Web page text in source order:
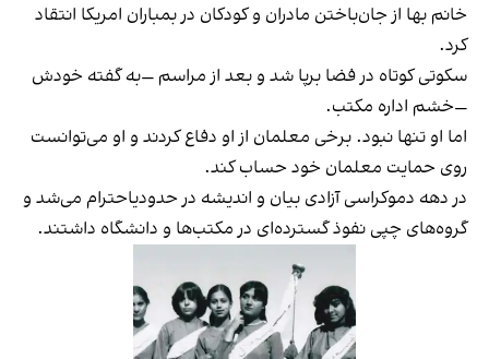
خانم بها از جان‌باختن مادران و کودکان در بمباران امریکا انتقاد
کرد.
سکوتی کوتاه در فضا برپا شد و بعد از مراسم —به گفته خودش
—خشم اداره مکتب.
اما او تنها نبود. برخی معلمان از او دفاع کردند و او می‌توانست
روی حمایت معلمان خود حساب کند.
در دهه دموکراسی آزادی بیان و اندیشه در حدودیاحترام می‌شد و
گروه‌های چپی نفوذ گسترده‌ای در مکتب‌ها و دانشگاه داشتند.